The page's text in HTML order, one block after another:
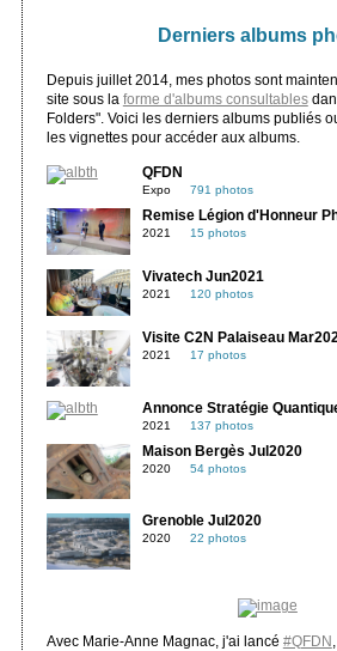
Derniers albums
Depuis juillet 2014, mes photos sont
site sous la forme d'albums consultables
Folders". Voici les derniers albums publiés
les vignettes pour accéder aux albums.
QFDN
Expo 791 photos
Remise Légion d'Honneur
2021 15 photos
Vivatech Jun2021
2021 120 photos
Visite C2N Palaiseau
2021 17 photos
Annonce Stratégie
2021 137 photos
Maison Bergès Jul2020
2020 54 photos
Grenoble Jul2020
2020 22 photos
Avec Marie-Anne Magnac, j'ai lancé #QFDN